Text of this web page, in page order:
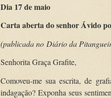
Dia 17 de maio
Carta aberta do senhor Ávido
(publicada no Diário da
Senhorita Graça Grafite,
Comoveu-me sua escrita, de
indagação? Exponha seus